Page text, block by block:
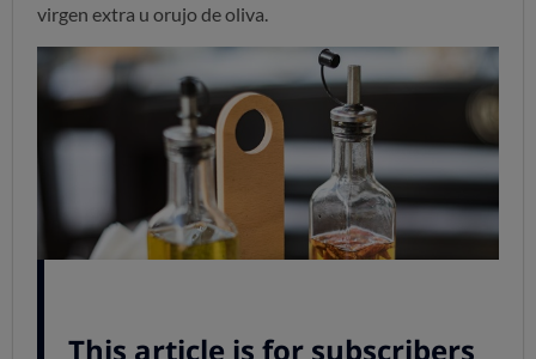
virgen extra u orujo de oliva.
Pero la norma no afecta a otros aceites,
como los de